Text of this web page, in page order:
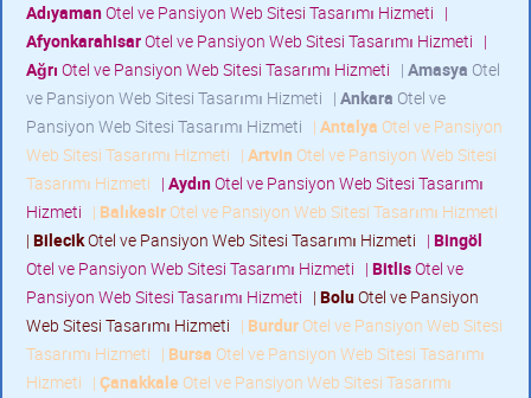
AdıyamanOtel ve Pansiyon Web Sitesi Tasarımı Hizmeti |
AfyonkarahisarOtel ve Pansiyon Web Sitesi Tasarımı Hizmeti |
Ağrı Otel ve Pansiyon Web Sitesi Tasarımı Hizmeti | Amasya Otel
ve Pansiyon Web Sitesi Tasarımı Hizmeti | Ankara Otel ve
Pansiyon Web Sitesi Tasarımı Hizmeti | Antalya Otel ve Pansiyon
Web Sitesi Tasarımı Hizmeti | Artvin Otel ve Pansiyon Web Sitesi
Tasarımı Hizmeti | AydınOtel ve Pansiyon Web Sitesi Tasarımı
Hizmeti | Balıkesir Otel ve Pansiyon Web Sitesi Tasarımı Hizmeti
| BilecikOtel ve Pansiyon Web Sitesi Tasarımı Hizmeti | Bingöl
Otel ve Pansiyon Web Sitesi Tasarımı Hizmeti | BitlisOtel ve
Pansiyon Web Sitesi Tasarımı Hizmeti | BoluOtel ve Pansiyon
Web Sitesi Tasarımı Hizmeti | Burdur Otel ve Pansiyon Web Sitesi
Tasarımı Hizmeti | Bursa Otel ve Pansiyon Web Sitesi Tasarımı
Hizmeti | Çanakkale Otel ve Pansiyon Web Sitesi Tasarımı